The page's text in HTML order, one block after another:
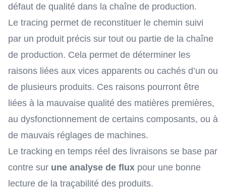
défaut de qualité dans la chaîne de production.
Le tracing permet de reconstituer le chemin suivi
par un produit précis sur tout ou partie de la chaîne
de production. Cela permet de déterminer les
raisons liées aux vices apparents ou cachés d’un ou
de plusieurs produits. Ces raisons pourront être
liées à la mauvaise qualité des matières premières,
au dysfonctionnement de certains composants, ou à
de mauvais réglages de machines.
Le tracking en temps réel des livraisons se base par
contre sur une analyse de flux pour une bonne
lecture de la traçabilité des produits.